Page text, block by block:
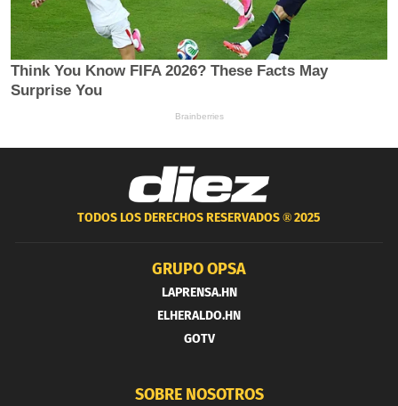
TODOS LOS DERECHOS RESERVADOS ®2025
GRUPO OPSA
LAPRENSA.HN
ELHERALDO.HN
GOTV
SOBRE NOSOTROS